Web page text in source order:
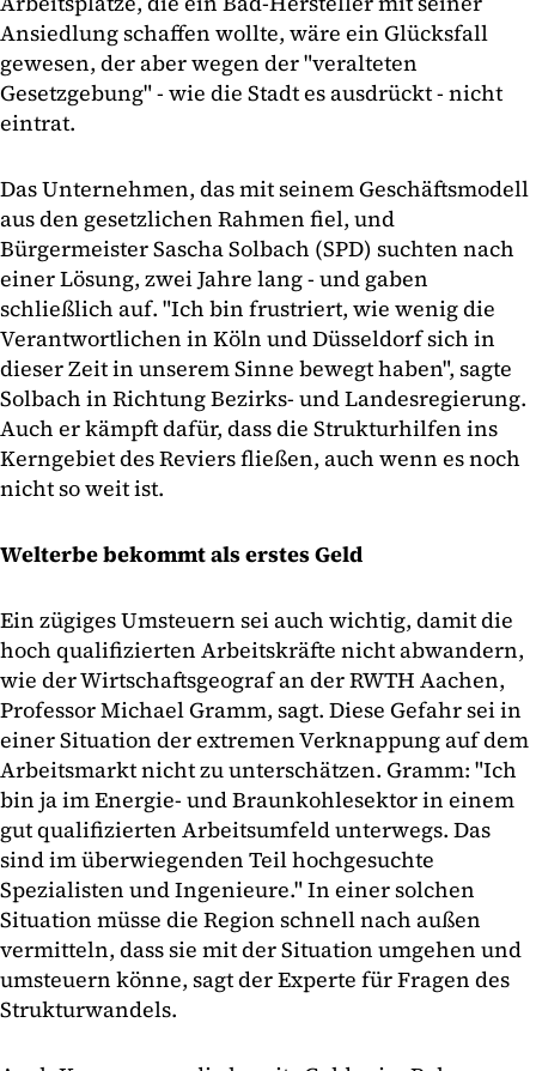
Ansiedlung schaffen wollte, wäre ein Glücksfall
gewesen, der aber wegen der "veralteten
Gesetzgebung" - wie die Stadt es ausdrückt - nicht
eintrat.
Das Unternehmen, das mit seinem Geschäftsmodell
aus den gesetzlichen Rahmen fiel, und
Bürgermeister Sascha Solbach (SPD) suchten nach
einer Lösung, zwei Jahre lang - und gaben
schließlich auf. "Ich bin frustriert, wie wenig die
Verantwortlichen in Köln und Düsseldorf sich in
dieser Zeit in unserem Sinne bewegt haben", sagte
Solbach in Richtung Bezirks- und Landesregierung.
Auch er kämpft dafür, dass die Strukturhilfen ins
Kerngebiet des Reviers fließen, auch wenn es noch
nicht so weit ist.
Welterbe bekommt als erstes Geld
Ein zügiges Umsteuern sei auch wichtig, damit die
hoch qualifizierten Arbeitskräfte nicht abwandern,
wie der Wirtschaftsgeograf an der RWTH Aachen,
Professor Michael Gramm, sagt. Diese Gefahr sei in
einer Situation der extremen Verknappung auf dem
Arbeitsmarkt nicht zu unterschätzen. Gramm: "Ich
bin ja im Energie- und Braunkohlesektor in einem
gut qualifizierten Arbeitsumfeld unterwegs. Das
sind im überwiegenden Teil hochgesuchte
Spezialisten und Ingenieure." In einer solchen
Situation müsse die Region schnell nach außen
vermitteln, dass sie mit der Situation umgehen und
umsteuern könne, sagt der Experte für Fragen des
Strukturwandels.